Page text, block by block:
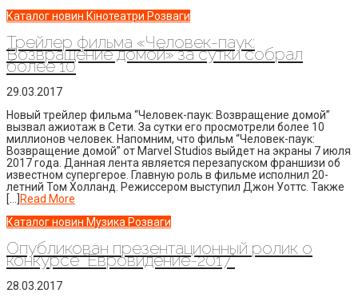
Каталог новин Кінотеатри Розваги
Трейлер фильма «Человек-паук:
Возвращение домой» за сутки собрал
более 10
29.03.2017
Новый трейлер фильма “Человек-паук: Возвращение домой”
вызвал ажиотаж в Сети. За сутки его просмотрели более 10
миллионов человек. Напомним, что фильм “Человек-паук:
Возвращение домой” от Marvel Studios выйдет на экраны 7 июля
2017 года. Данная лента является перезапуском франшизи об
известном супергерое. Главную роль в фильме исполнил 20-
летний Том Холланд. Режиссером выступил Джон Уоттс. Также
[…]
Read More
Каталог новин Музика Розваги
Опубликован презентационный ролик о
конкурсе “Евровидение-2017”
28.03.2017